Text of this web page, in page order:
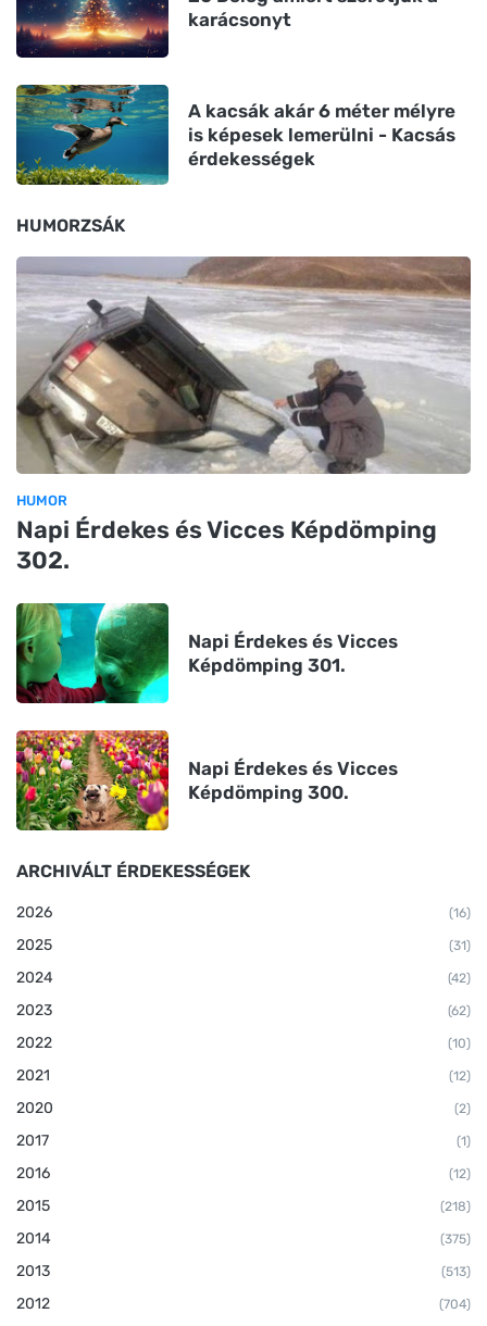
karácsonyt
A kacsák akár 6 méter mélyre
is képesek lemerülni - Kacsás
érdekességek
HUMORZSÁK
HUMOR
Napi Érdekes és Vicces Képdömping
302.
Napi Érdekes és Vicces
Képdömping 301.
Napi Érdekes és Vicces
Képdömping 300.
ARCHIVÁLT ÉRDEKESSÉGEK
2026 (16)
2025 (31)
2024 (42)
2023 (62)
2022 (10)
2021 (12)
2020 (2)
2017 (1)
2016 (12)
2015 (218)
2014 (375)
2013 (513)
2012 (704)